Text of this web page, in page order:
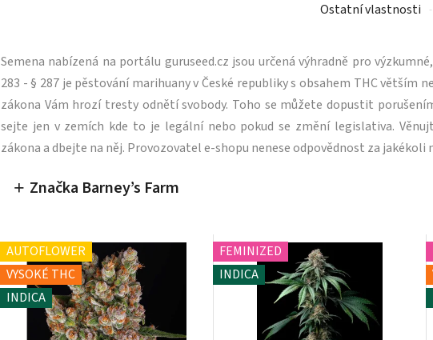
Ostatní vlastnosti
Semena nabízená na portálu guruseed.cz jsou určená výhradně pro
283 - § 287 je pěstování marihuany v České republiky s obsahem THC větším
zákona Vám hrozí tresty odnětí svobody. Toho se můžete dopustit
sejte jen v zemích kde to je legální nebo pokud se změní legislativa.
zákona a dbejte na něj. Provozovatel e-shopu nenese odpovědnost za
Značka Barney’s Farm
AUTOFLOWER
VYSOKÉ THC
INDICA
FEMINIZED
INDICA